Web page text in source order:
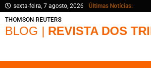
sexta-feira, 7 agosto, 2026
Últimas Notícias:
THOMSON REUTERS
BLOG | REVISTA DOS